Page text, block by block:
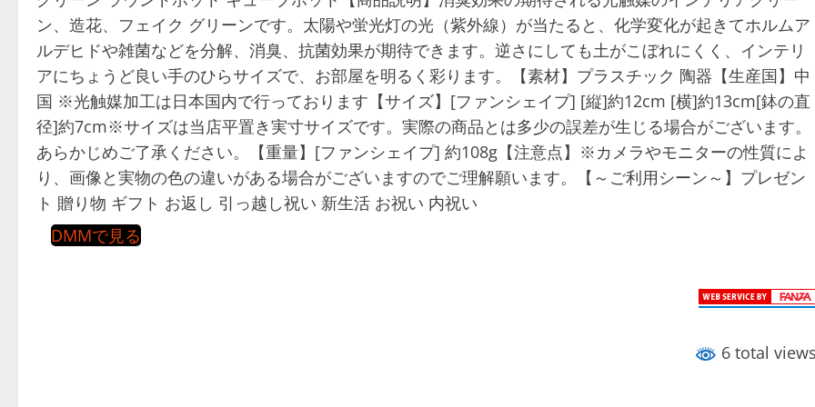
ン、造花、フェイク グリーンです。太陽や蛍光灯の光（紫外線）が当たると、化学変化が起きてホルムア
ルデヒドや雑菌などを分解、消臭、抗菌効果が期待できます。逆さにしても土がこぼれにくく、インテリ
アにちょうど良い手のひらサイズで、お部屋を明るく彩ります。【素材】プラスチック 陶器【生産国】中
国 ※光触媒加工は日本国内で行っております【サイズ】[ファンシェイプ] [縦]約12cm [横]約13cm[鉢の直
径]約7cm※サイズは当店平置き実寸サイズです。実際の商品とは多少の誤差が生じる場合がございます。
あらかじめご了承ください。【重量】[ファンシェイプ] 約108g【注意点】※カメラやモニターの性質によ
り、画像と実物の色の違いがある場合がございますのでご理解願います。【～ご利用シーン～】プレゼン
ト 贈り物 ギフト お返し 引っ越し祝い 新生活 お祝い 内祝い
DMMで見る
6 total